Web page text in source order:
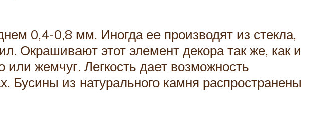
0,4-0,8 мм. Иногда ее производят из стекла,
Окрашивают этот элемент декора так же, как и
жемчуг. Легкость дает возможность
Бусины из натурального камня распространены